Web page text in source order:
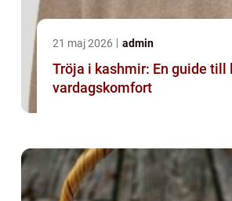
21 maj 2026 admin
Tröja i kashmir: En guide till
vardagskomfort